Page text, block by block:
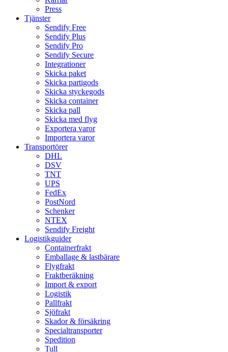
Press
Tjänster
Sendify Free
Sendify Plus
Sendify Pro
Sendify Secure
Integrationer
Skicka paket
Skicka partigods
Skicka styckegods
Skicka container
Skicka pall
Skicka med flyg
Exportera varor
Importera varor
Transportörer
DHL
DSV
TNT
UPS
FedEx
PostNord
Schenker
NTEX
Sendify Freight
Logistikguider
Containerfrakt
Emballage & lastbärare
Flygfrakt
Fraktberäkning
Import & export
Logistik
Pallfrakt
Sjöfrakt
Skador & försäkring
Specialtransporter
Spedition
Tull